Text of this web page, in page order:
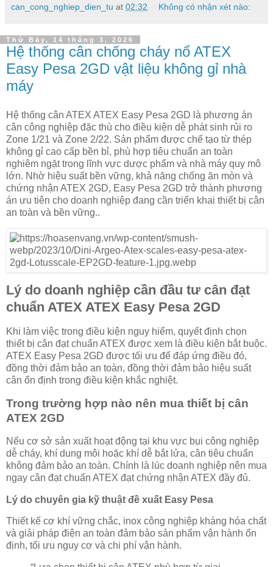
can_cong_nghiep_dien_tu at 02:32 Không có nhận xét nào:
Thứ Bảy, 14 tháng 3, 2026
Hệ thống cân chống cháy nổ ATEX
Easy Pesa 2GD vật liệu không gỉ nhà
máy
Hệ thống cân ATEX ATEX Easy Pesa 2GD là phương án
cân công nghiệp đặc thù cho điều kiện dễ phát sinh rủi ro
Zone 1/21 và Zone 2/22. Sản phẩm được chế tạo từ thép
không gỉ cao cấp bền bỉ, phù hợp tiêu chuẩn an toàn
nghiêm ngặt trong lĩnh vực dược phẩm và nhà máy quy mô
lớn. Nhờ hiệu suất bền vững, khả năng chống ăn mòn và
chứng nhận ATEX 2GD, Easy Pesa 2GD trở thành phương
án ưu tiên cho doanh nghiệp đang cần triển khai thiết bị cân
an toàn và bền vững..
Lý do doanh nghiệp cần đầu tư cân đạt
chuẩn ATEX ATEX Easy Pesa 2GD
Khi làm việc trong điều kiện nguy hiểm, quyết định chọn
thiết bị cân đạt chuẩn ATEX được xem là điều kiện bắt buộc.
ATEX Easy Pesa 2GD được tối ưu để đáp ứng điều đó,
đồng thời đảm bảo an toàn, đồng thời đảm bảo hiệu suất
cân ổn định trong điều kiện khắc nghiệt.
Trong trường hợp nào nên mua thiết bị cân
ATEX 2GD
Nếu cơ sở sản xuất hoạt động tại khu vực bụi công nghiệp
dễ cháy, khí dung môi hoặc khí dễ bắt lửa, cân tiêu chuẩn
không đảm bảo an toàn. Chính là lúc doanh nghiệp nên mua
ngay cân đạt chuẩn ATEX đạt chứng nhận ATEX đầy đủ.
Lý do chuyên gia kỹ thuật đề xuất Easy Pesa
Thiết kế cơ khí vững chắc, inox công nghiệp kháng hóa chất
và giải pháp điện an toàn đảm bảo sản phẩm vận hành ổn
định, tối ưu nguy cơ và chi phí vận hành.